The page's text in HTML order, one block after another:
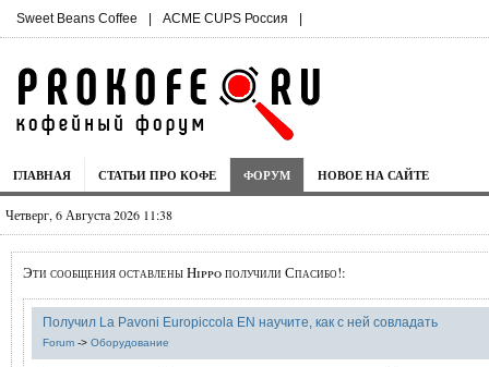
Sweet Beans Coffee | ACME CUPS Россия |
ГЛАВНАЯ СТАТЬИ ПРО КОФЕ ФОРУМ НОВОЕ НА САЙТЕ
Четверг, 6 Августа 2026 11:38
Эти сообщения оставлены Hippo получили Спасибо!:
Получил La Pavoni Europiccola EN научите, как с ней совладать
Forum -> Оборудование